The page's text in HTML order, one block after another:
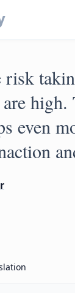
risk
are
even